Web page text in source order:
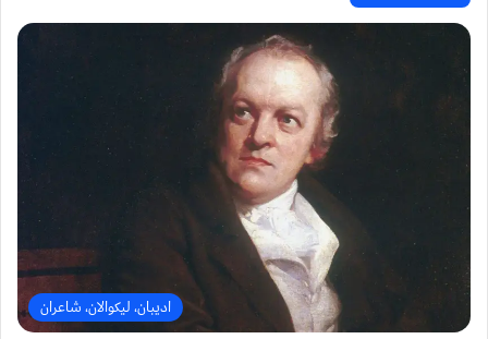
ادیبان، لیکوالان، شاعران